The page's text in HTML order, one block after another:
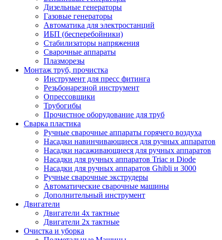
Дизельные генераторы
Газовые генераторы
Автоматика для электростанций
ИБП (бесперебойники)
Стабилизаторы напряжения
Сварочные аппараты
Плазморезы
Монтаж труб, прочистка
Инструмент для пресс фитинга
Резьбонарезной инструмент
Опрессовщики
Трубогибы
Прочистное оборудование для труб
Сварка пластика
Ручные сварочные аппараты горячего воздуха
Насадки навинчивающиеся для ручных аппаратов
Насадки насаживающиеся для ручных аппаратов
Насадки для ручных аппаратов Triac и Diode
Насадки для ручных аппаратов Ghibli и 3000
Ручные сварочные экструдеры
Автоматические сварочные машины
Дополнительный инструмент
Двигатели
Двигатели 4х тактные
Двигатели 2х тактные
Очистка и уборка